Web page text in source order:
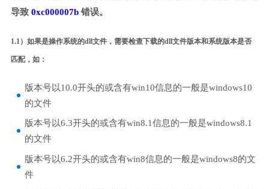
导致 0xc000007b错误。
1.1）如果是操作系统的dll文件，需要检查下载的dll文件版本和系统版本是否
匹配，如：
版本号以10.0开头的或含有win10信息的一般是windows10
的文件
版本号以6.3开头的或含有win8.1信息的一般是windows8.1
的文件
版本号以6.2开头的或含有win8信息的一般是windows8的文
件